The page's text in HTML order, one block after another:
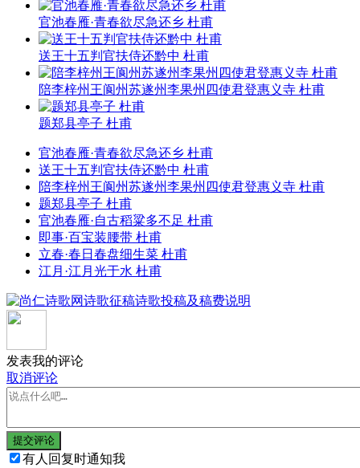
官池春雁·青春欲尽急还乡 杜甫
送王十五判官扶侍还黔中 杜甫
陪李梓州王阆州苏遂州李果州四使君登惠义寺 杜甫
题郑县亭子 杜甫
官池春雁·青春欲尽急还乡 杜甫
送王十五判官扶侍还黔中 杜甫
陪李梓州王阆州苏遂州李果州四使君登惠义寺 杜甫
题郑县亭子 杜甫
官池春雁·自古稻粱多不足 杜甫
即事·百宝装腰带 杜甫
立春·春日春盘细生菜 杜甫
江月·江月光于水 杜甫
发表我的评论
取消评论
提交评论
有人回复时通知我